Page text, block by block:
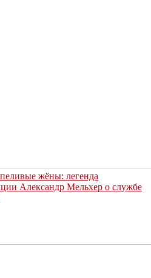
жёны: легенда
Александр Мельхер о службе